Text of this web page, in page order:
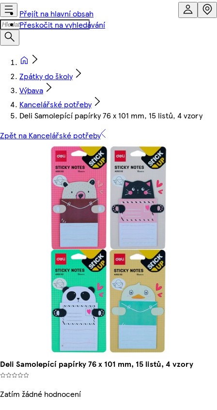
Přejít na hlavní obsah
Přeskočit na vyhledávání
Zpátky do školy
Výbava
Kancelářské potřeby
Deli Samolepící papírky 76 x 101 mm, 15 listů, 4 vzory
Zpět na Kancelářské potřeby
Deli Samolepící papírky 76 x 101 mm, 15 listů, 4 vzory
Zatím žádné hodnocení